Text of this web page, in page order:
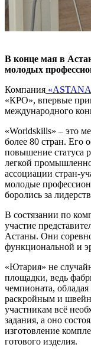
В конце мая в
молодых
Компания
«КРО», впервые
международного
«Worldskills» – это
более 80 стран. Его
повышение статуса
легкой
ассоциации стран-
молодые
боролись за
В состязании по
участие
Астаны. Они
функциональной и
«Ютария» не
площадки, ведь
чемпионата,
раскройным и
участникам всё
задания, а оно
изготовление
готового изделия.